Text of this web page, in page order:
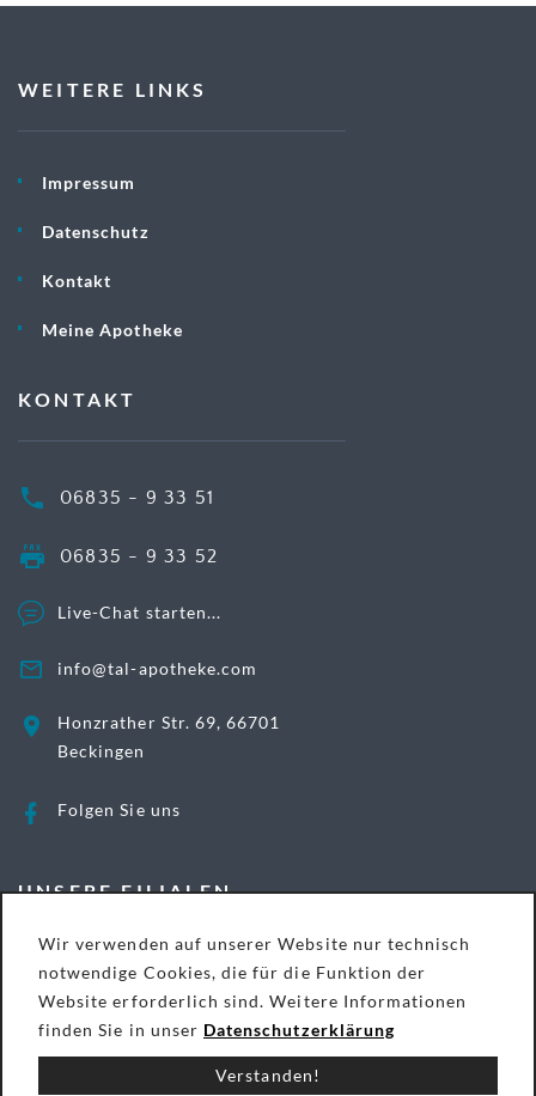
WEITERE LINKS
Impressum
Datenschutz
Kontakt
Meine Apotheke
KONTAKT
06835 - 9 33 51
06835 - 9 33 52
Live-Chat starten...
info@tal-apotheke.com
Honzrather Str. 69, 66701
Beckingen
Folgen Sie uns
UNSERE FILIALEN
Römer Apotheke | Perl-Nennig
Tal Apotheke | Beckingen-Honzrath
Wir verwenden auf unserer Website nur technisch
notwendige Cookies, die für die Funktion der
Website erforderlich sind. Weitere Informationen
finden Sie in unser Datenschutzerklärung
Verstanden!